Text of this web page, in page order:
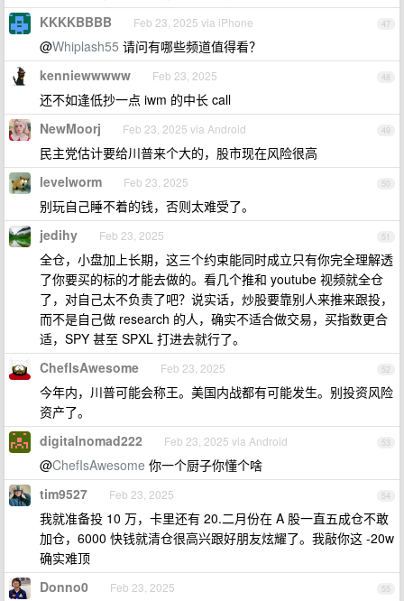
47
KKKKBBBB Feb 23, 2025 via iPhone
@Whiplash55 请问有哪些频道值得看？
48
kenniewwwww Feb 23, 2025
还不如逢低抄一点 iwm 的中长 call
49
NewMoorj Feb 23, 2025 via Android
民主党估计要给川普来个大的，股市现在风险很高
50
levelworm Feb 23, 2025
别玩自己睡不着的钱，否则太难受了。
51
jedihy Feb 23, 2025
全仓，小盘加上长期，这三个约束能同时成立只有你完全理解透
了你要买的标的才能去做的。看几个推和 youtube 视频就全仓
了，对自己太不负责了吧？说实话，炒股要靠别人来推来跟投，
而不是自己做 research 的人，确实不适合做交易，买指数更合
适，SPY 甚至 SPXL 打进去就行了。
52
ChefIsAwesome Feb 23, 2025
今年内，川普可能会称王。美国内战都有可能发生。别投资风险
资产了。
53
digitalnomad222 Feb 23, 2025 via Android
@ChefIsAwesome 你一个厨子你懂个啥
54
tim9527 Feb 23, 2025
我就准备投 10 万，卡里还有 20.二月份在 A 股一直五成仓不敢
加仓，6000 快钱就清仓很高兴跟好朋友炫耀了。我敲你这 -20w
确实难顶
55
Donno0 Feb 23, 2025